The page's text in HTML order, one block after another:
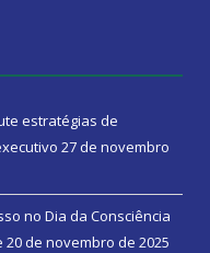
estratégias de
27 de novembro
no Dia da Consciência
20 de novembro de 2025